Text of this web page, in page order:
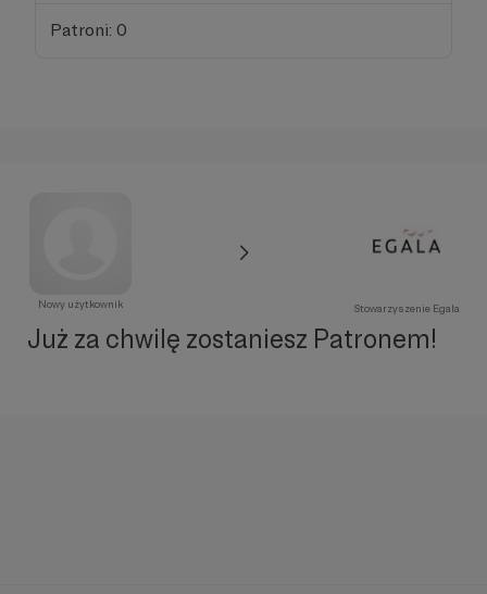
Patroni: 0
Nowy użytkownik Stowarzyszenie Egala
Już za chwilę zostaniesz Patronem!